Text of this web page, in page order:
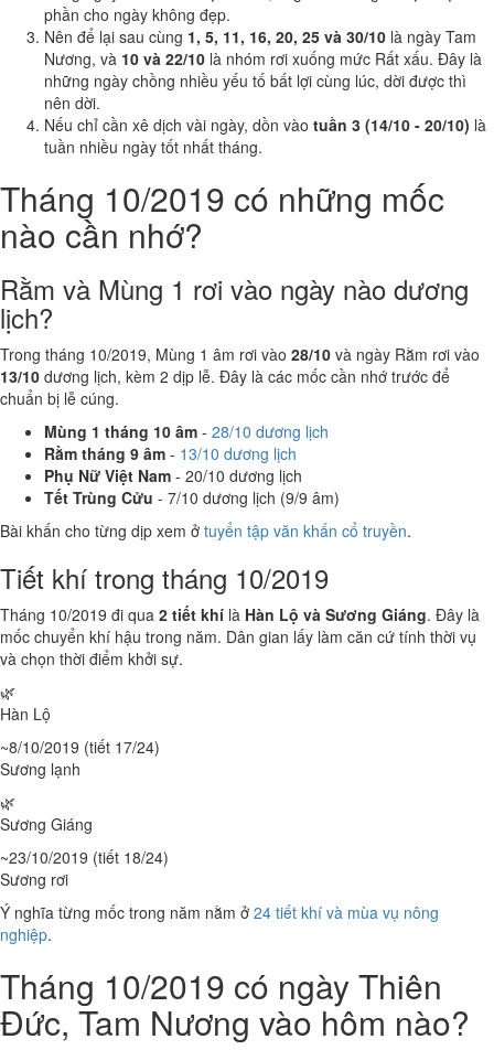
phần cho ngày không đẹp.
Nên để lại sau cùng 1, 5, 11, 16, 20, 25 và 30/10 là ngày Tam
Nương, và 10 và 22/10 là nhóm rơi xuống mức Rất xấu. Đây là
những ngày chồng nhiều yếu tố bất lợi cùng lúc, dời được thì
nên dời.
Nếu chỉ cần xê dịch vài ngày, dồn vào tuần 3 (14/10 - 20/10) là
tuần nhiều ngày tốt nhất tháng.
Tháng 10/2019 có những mốc
nào cần nhớ?
Rằm và Mùng 1 rơi vào ngày nào dương
lịch?
Trong tháng 10/2019, Mùng 1 âm rơi vào 28/10 và ngày Rằm rơi vào
13/10 dương lịch, kèm 2 dịp lễ. Đây là các mốc cần nhớ trước để
chuẩn bị lễ cúng.
Mùng 1 tháng 10 âm - 28/10 dương lịch
Rằm tháng 9 âm - 13/10 dương lịch
Phụ Nữ Việt Nam - 20/10 dương lịch
Tết Trùng Cửu - 7/10 dương lịch (9/9 âm)
Bài khấn cho từng dịp xem ở tuyển tập văn khấn cổ truyền.
Tiết khí trong tháng 10/2019
Tháng 10/2019 đi qua 2 tiết khí là Hàn Lộ và Sương Giáng. Đây là
mốc chuyển khí hậu trong năm. Dân gian lấy làm căn cứ tính thời vụ
và chọn thời điểm khởi sự.
🌿
Hàn Lộ
~8/10/2019 (tiết 17/24)
Sương lạnh
🌿
Sương Giáng
~23/10/2019 (tiết 18/24)
Sương rơi
Ý nghĩa từng mốc trong năm nằm ở 24 tiết khí và mùa vụ nông
nghiệp.
Tháng 10/2019 có ngày Thiên
Đức, Tam Nương vào hôm nào?